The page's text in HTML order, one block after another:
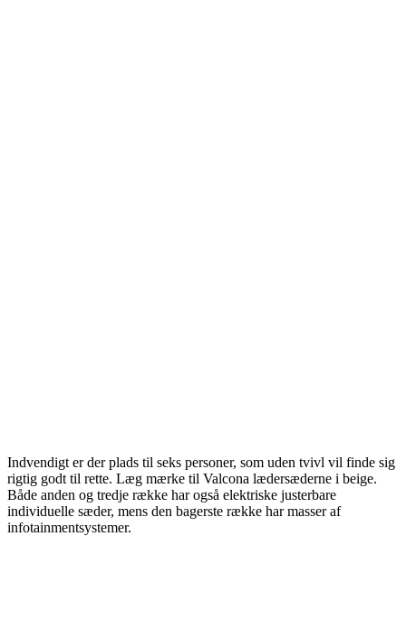
Indvendigt er der plads til seks personer, som uden tvivl vil finde sig
rigtig godt til rette. Læg mærke til Valcona lædersæderne i beige.
Både anden og tredje række har også elektriske justerbare
individuelle sæder, mens den bagerste række har masser af
infotainmentsystemer.